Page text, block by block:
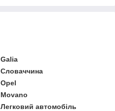
Galia
Словаччина
Opel
Movano
Легковий автомобіль